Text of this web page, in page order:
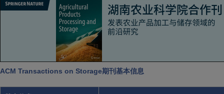
ACM Transactions on Storage期刊基本信息